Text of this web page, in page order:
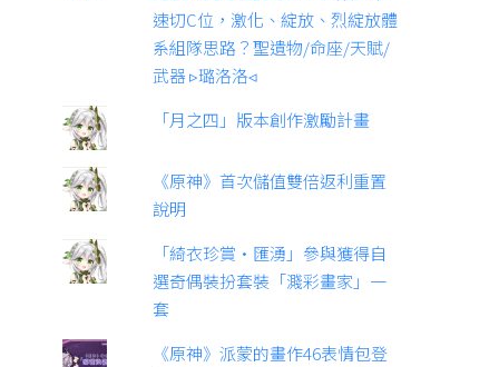
速切C位，激化、綻放、烈綻放體
系組隊思路？聖遺物/命座/天賦/
武器 ▹璐洛洛◃
「月之四」版本創作激勵計畫
《原神》首次儲值雙倍返利重置
說明
「綺衣珍賞·匯湧」參與獲得自
選奇偶裝扮套裝「濺彩畫家」一
套
《原神》派蒙的畫作46表情包登